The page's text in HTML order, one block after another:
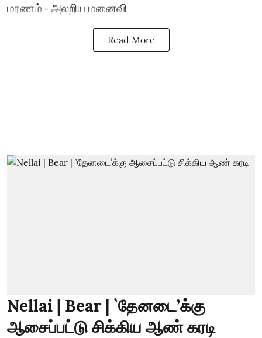
மரணம் - அலறிய மனைவி
Read More
Nellai | Bear | `தேனடை’க்கு
ஆசைப்பட்டு சிக்கிய ஆண் கரடி